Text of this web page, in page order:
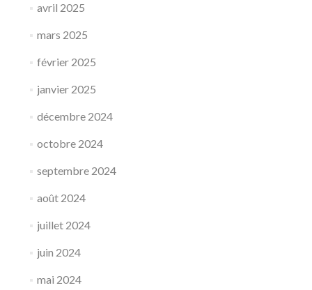
avril 2025
mars 2025
février 2025
janvier 2025
décembre 2024
octobre 2024
septembre 2024
août 2024
juillet 2024
juin 2024
mai 2024